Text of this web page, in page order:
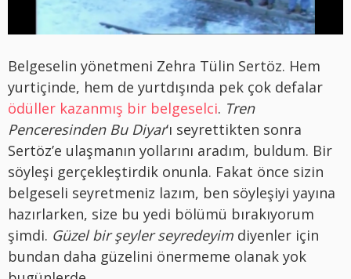
Belgeselin yönetmeni Zehra Tülin Sertöz. Hem
yurtiçinde, hem de yurtdışında pek çok defalar
ödüller kazanmış bir belgeselci. Tren
Penceresinden Bu Diyar‘ı seyrettikten sonra
Sertöz’e ulaşmanın yollarını aradım, buldum. Bir
söyleşi gerçekleştirdik onunla. Fakat önce sizin
belgeseli seyretmeniz lazım, ben söyleşiyi yayına
hazırlarken, size bu yedi bölümü bırakıyorum
şimdi. Güzel bir şeyler seyredeyim diyenler için
bundan daha güzelini önermeme olanak yok